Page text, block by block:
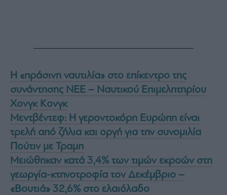
Η «πράσινη ναυτιλία» στο επίκεντρο της
συνάντησης ΝΕΕ – Ναυτικού Επιμελητηρίου
Χονγκ Κονγκ
Μεντβέντεφ: Η γεροντοκόρη Ευρώπη είναι
τρελή από ζήλια και οργή για την συνομιλία
Πούτιν με Τραμπ
Μειώθηκαν κατά 3,4% των τιμών εκροών στη
γεωργία-κτηνοτροφία τον Δεκέμβριο –
«Βουτιά» 32,6% στο ελαιόλαδο